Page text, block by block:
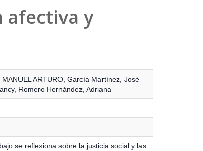
afectiva y
ARTURO, García Martínez, José
, Romero Hernández, Adriana
se reflexiona sobre la justicia social y las